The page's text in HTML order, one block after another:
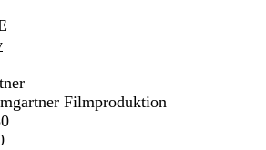
Filmproduktion